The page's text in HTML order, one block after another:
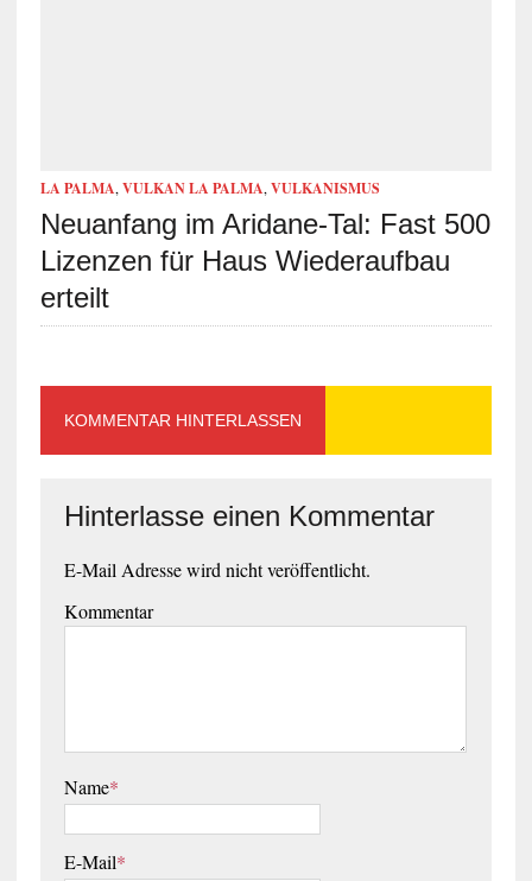
LA PALMA, VULKAN LA PALMA, VULKANISMUS
Neuanfang im Aridane-Tal: Fast 500
Lizenzen für Haus Wiederaufbau
erteilt
KOMMENTAR HINTERLASSEN
Hinterlasse einen Kommentar
E-Mail Adresse wird nicht veröffentlicht.
Kommentar
Name*
E-Mail*